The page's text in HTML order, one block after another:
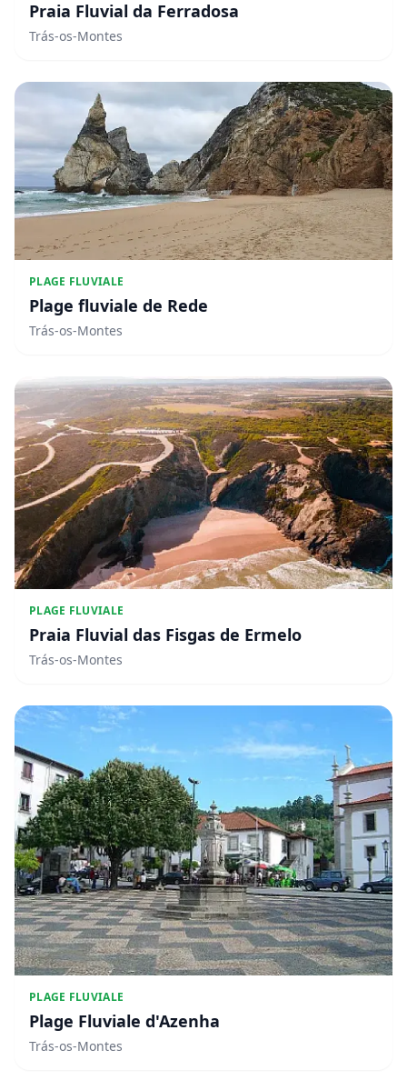
Praia Fluvial da Ferradosa
Trás-os-Montes
PLAGE FLUVIALE
Plage fluviale de Rede
Trás-os-Montes
PLAGE FLUVIALE
Praia Fluvial das Fisgas de Ermelo
Trás-os-Montes
PLAGE FLUVIALE
Plage Fluviale d'Azenha
Trás-os-Montes